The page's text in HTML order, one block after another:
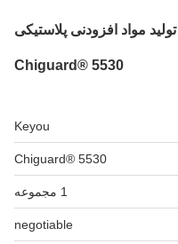
CAS 104810-48-2 104810-47-1 تولید مواد افزودنی پلاستیکی
Chiguard® 5530
Keyou
Chiguard® 5530
1 مجموعه
negotiable